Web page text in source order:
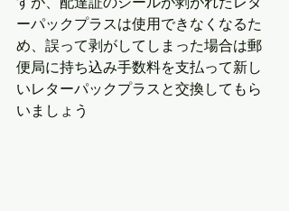
ーパックプラスは使用できなくなるた
め、誤って剥がしてしまった場合は郵
便局に持ち込み手数料を支払って新し
いレターパックプラスと交換してもら
いましょう